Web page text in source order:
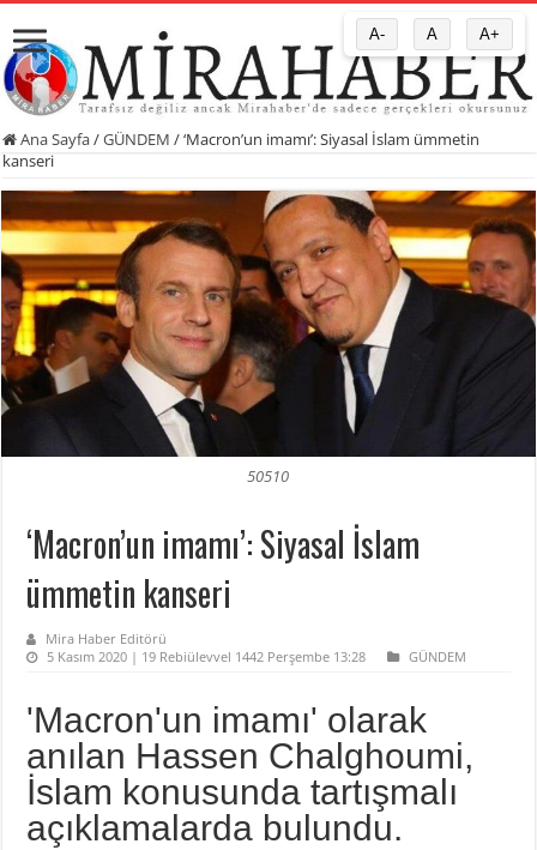
Ana Sayfa/GÜNDEM /‘Macron’un imamı’: Siyasal İslam ümmetin
kanseri
50510
‘Macron’un imamı’: Siyasal İslam
ümmetin kanseri
Mira Haber Editörü
5 Kasım 2020 | 19 Rebiülevvel 1442 Perşembe 13:28
GÜNDEM
'Macron'un imamı' olarak
anılan Hassen Chalghoumi,
İslam konusunda tartışmalı
açıklamalarda bulundu.
A- A A+